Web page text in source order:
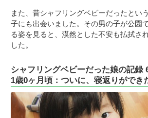
また、昔シャフリングベビーだったとい
子にも出会いました。その男の子が公園
る姿を見ると、漠然とした不安も払拭さ
した。
シャフリングベビーだった娘の記録
1歳0ヶ月頃：ついに、寝返りができ